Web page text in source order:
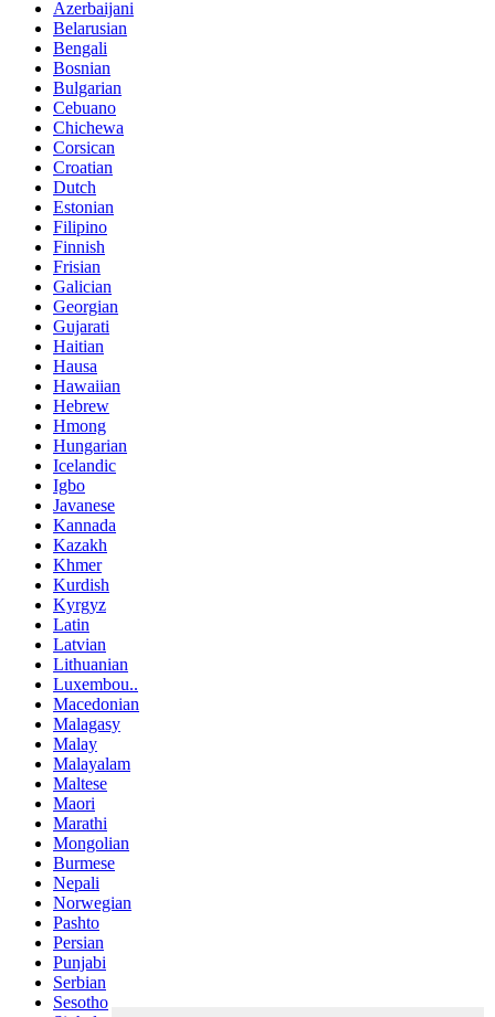
Azerbaijani
Belarusian
Bengali
Bosnian
Bulgarian
Cebuano
Chichewa
Corsican
Croatian
Dutch
Estonian
Filipino
Finnish
Frisian
Galician
Georgian
Gujarati
Haitian
Hausa
Hawaiian
Hebrew
Hmong
Hungarian
Icelandic
Igbo
Javanese
Kannada
Kazakh
Khmer
Kurdish
Kyrgyz
Latin
Latvian
Lithuanian
Luxembou..
Macedonian
Malagasy
Malay
Malayalam
Maltese
Maori
Marathi
Mongolian
Burmese
Nepali
Norwegian
Pashto
Persian
Punjabi
Serbian
Sesotho